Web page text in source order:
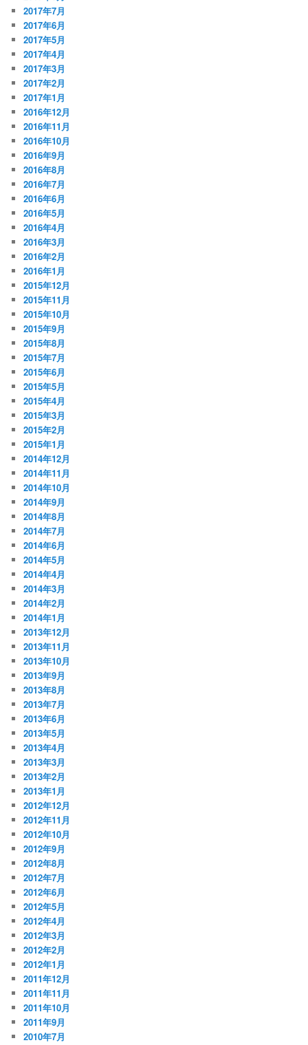
2017年7月
2017年6月
2017年5月
2017年4月
2017年3月
2017年2月
2017年1月
2016年12月
2016年11月
2016年10月
2016年9月
2016年8月
2016年7月
2016年6月
2016年5月
2016年4月
2016年3月
2016年2月
2016年1月
2015年12月
2015年11月
2015年10月
2015年9月
2015年8月
2015年7月
2015年6月
2015年5月
2015年4月
2015年3月
2015年2月
2015年1月
2014年12月
2014年11月
2014年10月
2014年9月
2014年8月
2014年7月
2014年6月
2014年5月
2014年4月
2014年3月
2014年2月
2014年1月
2013年12月
2013年11月
2013年10月
2013年9月
2013年8月
2013年7月
2013年6月
2013年5月
2013年4月
2013年3月
2013年2月
2013年1月
2012年12月
2012年11月
2012年10月
2012年9月
2012年8月
2012年7月
2012年6月
2012年5月
2012年4月
2012年3月
2012年2月
2012年1月
2011年12月
2011年11月
2011年10月
2011年9月
2010年7月